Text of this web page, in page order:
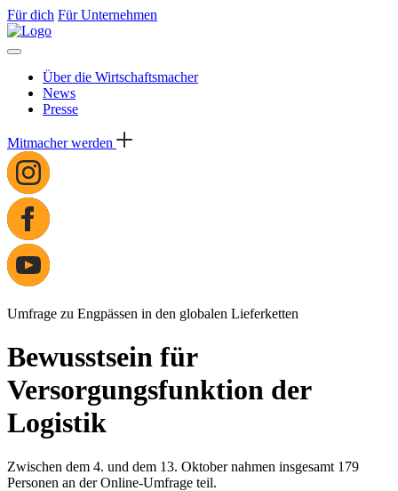
Für dich Für Unternehmen
Über die Wirtschaftsmacher
News
Presse
Mitmacher werden
Umfrage zu Engpässen in den globalen Lieferketten
Bewusstsein für
Versorgungsfunktion der
Logistik
Zwischen dem 4. und dem 13. Oktober nahmen insgesamt 179
Personen an der Online-Umfrage teil.